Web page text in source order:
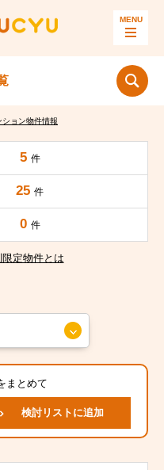
ョン物件情報
5 件
25 件
0 件
定物件とは
まとめて
検討リストに追加